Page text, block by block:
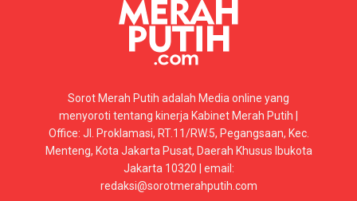
Sorot Merah Putih adalah Media online yang
menyoroti tentang kinerja Kabinet Merah Putih |
Office: Jl. Proklamasi, RT.11/RW.5, Pegangsaan, Kec.
Menteng, Kota Jakarta Pusat, Daerah Khusus Ibukota
Jakarta 10320 | email:
redaksi@sorotmerahputih.com